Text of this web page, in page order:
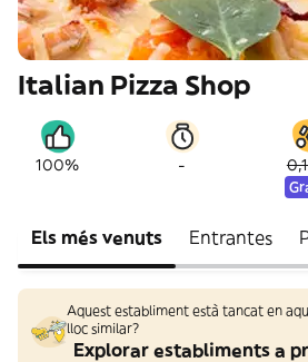
Italian Pizza Shop
100% -
Els més venuts Entrantes
Aquest establiment està tancat en
lloc similar?
Explorar establiments a